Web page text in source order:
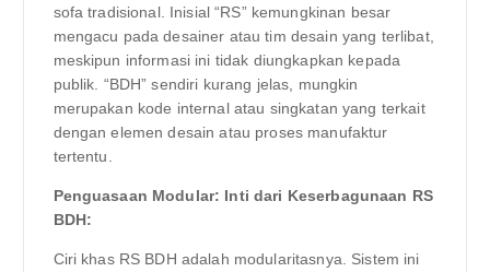
sofa tradisional. Inisial “RS” kemungkinan besar
mengacu pada desainer atau tim desain yang terlibat,
meskipun informasi ini tidak diungkapkan kepada
publik. “BDH” sendiri kurang jelas, mungkin
merupakan kode internal atau singkatan yang terkait
dengan elemen desain atau proses manufaktur
tertentu.
Penguasaan Modular: Inti dari Keserbagunaan RS
BDH:
Ciri khas RS BDH adalah modularitasnya. Sistem ini